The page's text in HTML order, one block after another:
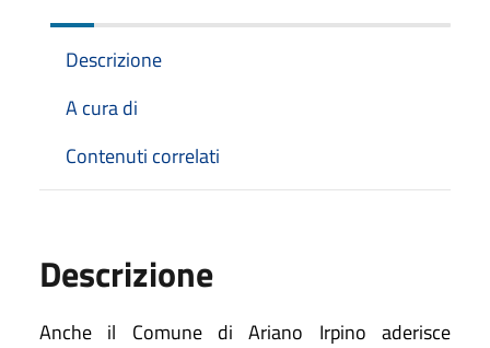
Descrizione
A cura di
Contenuti correlati
Descrizione
Anche il Comune di Ariano Irpino aderisce